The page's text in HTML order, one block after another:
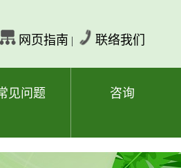
网页指南 | 联络我们
见问题 咨询